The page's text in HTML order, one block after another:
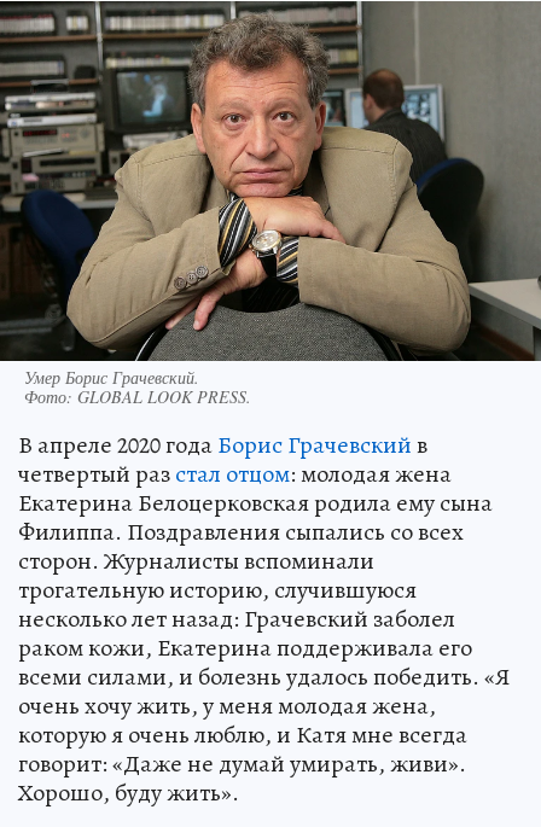
Умер Борис Грачевский.
Фото: GLOBAL LOOK PRESS.
В апреле 2020 годаБорис Грачевскийв
четвертый разстал отцом: молодая жена
Екатерина Белоцерковская родила ему сына
Филиппа. Поздравления сыпались со всех
сторон. Журналисты вспоминали
трогательную историю, случившуюся
несколько лет назад: Грачевский заболел
раком кожи, Екатерина поддерживала его
всеми силами, и болезнь удалось победить. «Я
очень хочу жить, у меня молодая жена,
которую я очень люблю, и Катя мне всегда
говорит: «Даже не думай умирать, живи».
Хорошо, буду жить».